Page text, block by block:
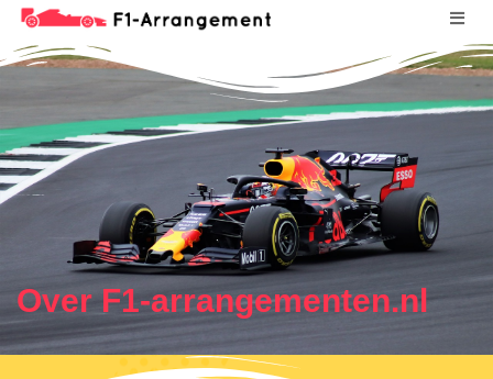
Over F1-arrangementen.nl